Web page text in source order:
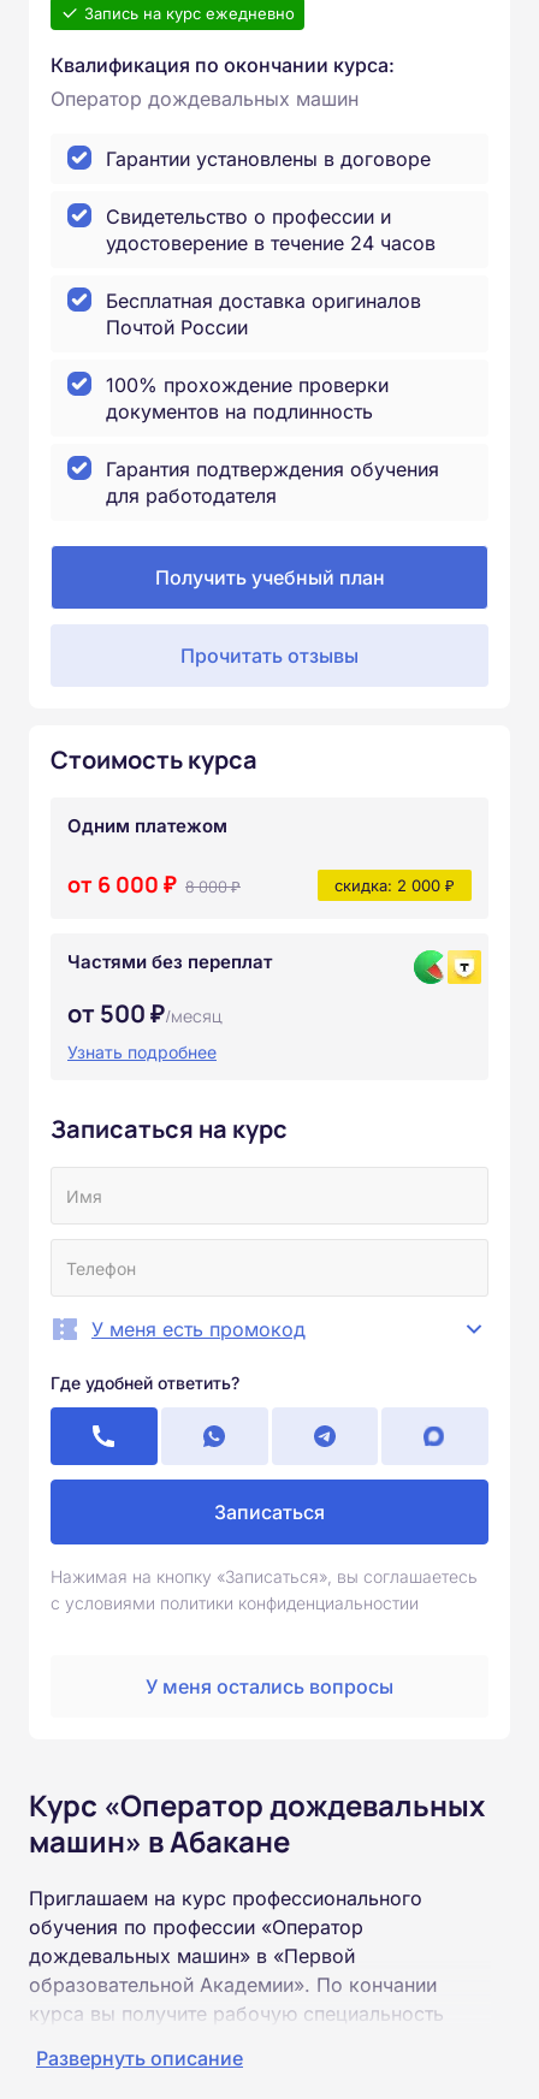
Запись на курс ежедневно
Квалификация по окончании курса:
Оператор дождевальных машин
Гарантии установлены в договоре
Свидетельство о профессии и
удостоверение в течение 24 часов
Бесплатная доставка оригиналов
Почтой России
100% прохождение проверки
документов на подлинность
Гарантия подтверждения обучения
для работодателя
Получить учебный план
Прочитать отзывы
Стоимость курса
Одним платежом
от 6 000 ₽ 8 000 ₽ скидка: 2 000 ₽
Частями без переплат
от 500 ₽/месяц
Узнать подробнее
Записаться на курс
У меня есть промокод
Где удобней ответить?
Записаться
Нажимая на кнопку «Записаться», вы соглашаетесь
с условиями политики конфиденциальностии
У меня остались вопросы
Курс «Оператор дождевальных
машин» в Абакане
Приглашаем на курс профессионального
обучения по профессии «Оператор
дождевальных машин» в «Первой
образовательной Академии». По кончании
курса вы получите рабочую специальность
соответствующего разряда.
Развернуть описание